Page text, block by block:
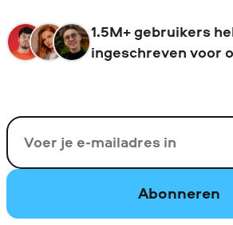
1.5M+ gebruikers
ingeschreven voor
Uw e-mail
Abonneren